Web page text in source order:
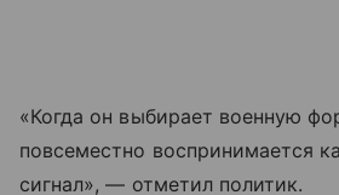
«Когда он выбирает военную
повсеместно воспринимается
сигнал», — отметил политик.